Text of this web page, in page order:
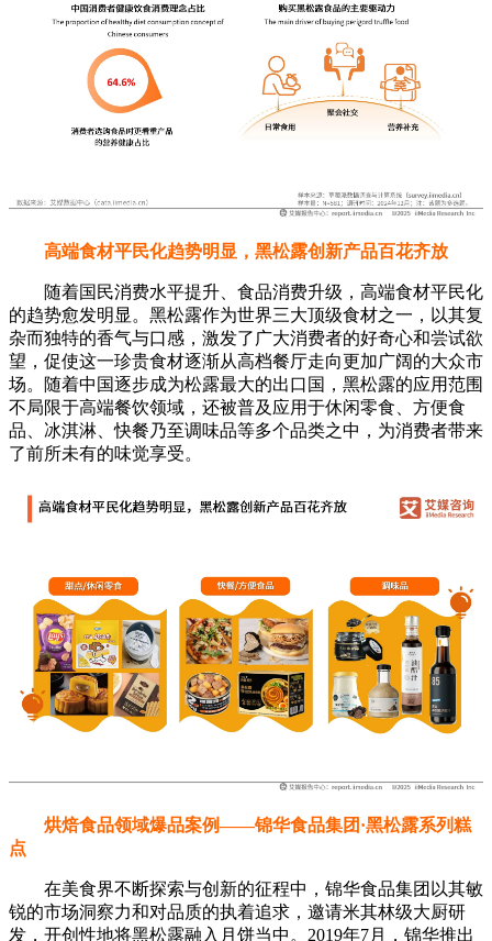
高端食材平民化趋势明显，黑松露创新产品百花齐放
随着国民消费水平提升、食品消费升级，高端食材平民化
的趋势愈发明显。黑松露作为世界三大顶级食材之一，以其复
杂而独特的香气与口感，激发了广大消费者的好奇心和尝试欲
望，促使这一珍贵食材逐渐从高档餐厅走向更加广阔的大众市
场。随着中国逐步成为松露最大的出口国，黑松露的应用范围
不局限于高端餐饮领域，还被普及应用于休闲零食、方便食
品、冰淇淋、快餐乃至调味品等多个品类之中，为消费者带来
了前所未有的味觉享受。
烘焙食品领域爆品案例——锦华食品集团·黑松露系列糕
点
在美食界不断探索与创新的征程中，锦华食品集团以其敏
锐的市场洞察力和对品质的执着追求，邀请米其林级大厨研
发，开创性地将黑松露融入月饼当中。2019年7月，锦华推出